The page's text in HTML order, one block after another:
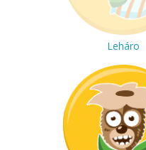
Leháro